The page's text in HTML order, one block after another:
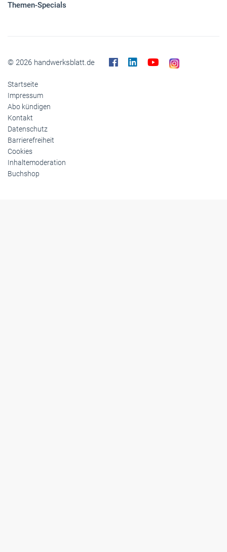
Themen-Specials
© 2026 handwerksblatt.de
Startseite
Impressum
Abo kündigen
Kontakt
Datenschutz
Barrierefreiheit
Cookies
Inhaltemoderation
Buchshop